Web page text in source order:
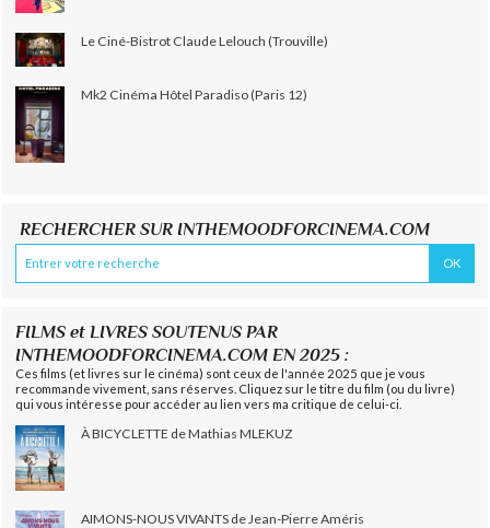
Le Ciné-Bistrot Claude Lelouch (Trouville)
Mk2 Cinéma Hôtel Paradiso (Paris 12)
RECHERCHER SUR INTHEMOODFORCINEMA.COM
FILMS et LIVRES SOUTENUS PAR
INTHEMOODFORCINEMA.COM EN 2025 :
Ces films (et livres sur le cinéma) sont ceux de l'année 2025 que je vous
recommande vivement, sans réserves. Cliquez sur le titre du film (ou du livre)
qui vous intéresse pour accéder au lien vers ma critique de celui-ci.
À BICYCLETTE de Mathias MLEKUZ
AIMONS-NOUS VIVANTS de Jean-Pierre Améris